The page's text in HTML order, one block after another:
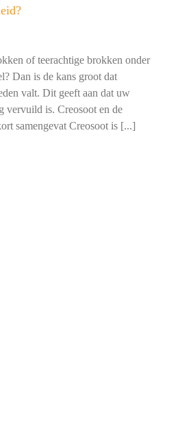
of teerachtige brokken onder
Dan is de kans groot dat
valt. Dit geeft aan dat uw
vervuild is. Creosoot en de
samengevat Creosoot is [...]